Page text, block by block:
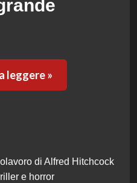
leggere »
di Alfred Hitchcock
e horror